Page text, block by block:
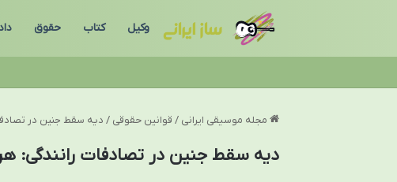
وکیل کتاب حقوق
مجله موسیقی ایرانی / قوانین حقوقی / دیه سقط جنین در
دیه سقط جنین در تصادفات رانندگی: هر